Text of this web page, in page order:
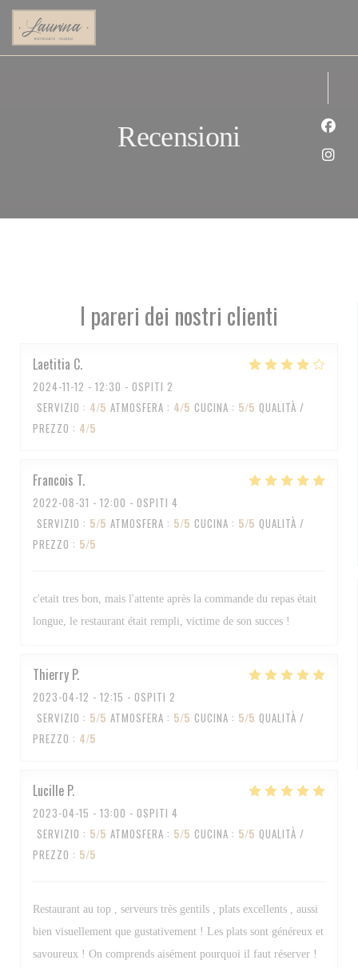
Personalizzazione delle tue scelte sui cookie
Recensioni
I pareri dei nostri clienti
Laetitia C
2024-11-12 - 12:30 - OSPITI 2
SERVIZIO : 4/5 ATMOSFERA : 4/5 CUCINA : 5/5 QUALITÀ /
PREZZO : 4/5
Francois T
2022-08-31 - 12:00 - OSPITI 4
SERVIZIO : 5/5 ATMOSFERA : 5/5 CUCINA : 5/5 QUALITÀ /
PREZZO : 5/5
c'etait tres bon, mais l'attente après la commande du repas était
longue, le restaurant était rempli, victime de son succes !
Thierry P
2023-04-12 - 12:15 - OSPITI 2
SERVIZIO : 5/5 ATMOSFERA : 5/5 CUCINA : 5/5 QUALITÀ /
PREZZO : 4/5
Lucille P
2023-04-15 - 13:00 - OSPITI 4
SERVIZIO : 5/5 ATMOSFERA : 5/5 CUCINA : 5/5 QUALITÀ /
PREZZO : 5/5
Restaurant au top , serveurs très gentils , plats excellents , aussi
bien visuellement que gustativement ! Les plats sont généreux et
savoureux ! On comprends aisément pourquoi il faut réserver !